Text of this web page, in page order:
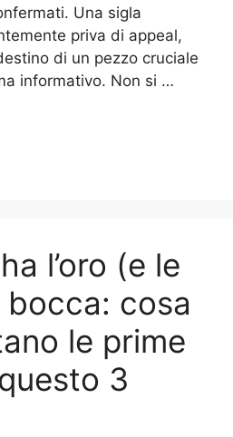
Una sigla
priva di appeal,
di un pezzo cruciale
informativo. Non si …
l’oro (e le
cosa
le prime
3